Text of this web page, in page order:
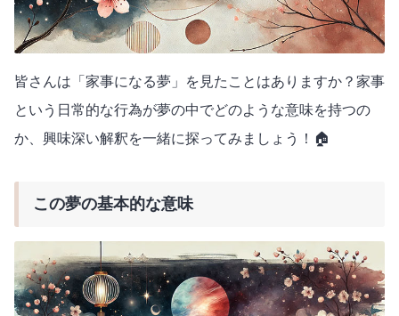
皆さんは「家事になる夢」を見たことはありますか？家事
という日常的な行為が夢の中でどのような意味を持つの
か、興味深い解釈を一緒に探ってみましょう！🏠
この夢の基本的な意味